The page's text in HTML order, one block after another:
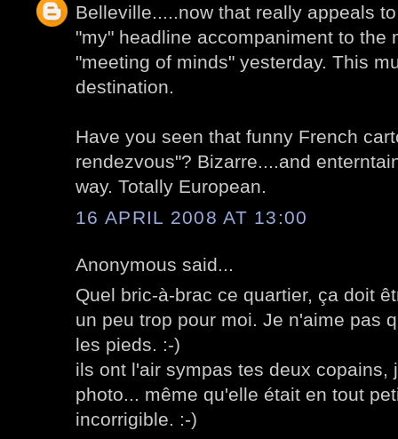
Belleville.....now that really appeals
"my" headline accompaniment to the
"meeting of minds" yesterday. This
destination.
Have you seen that funny French
rendezvous"? Bizarre....and
way. Totally European.
16 APRIL 2008 AT 13:00
Anonymous said...
Quel bric-à-brac ce quartier, ça doit
un peu trop pour moi. Je n'aime pas
les pieds. :-)
ils ont l'air sympas tes deux copains,
photo... même qu'elle était en tout
incorrigible. :-)